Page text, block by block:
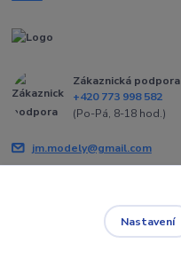
Zákaznická podpora
+420 773 998 582
(Po-Pá, 8-18 hod.)
jm.modely@gmail.com
Nastavení